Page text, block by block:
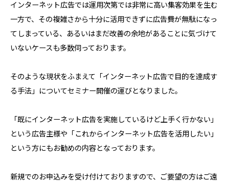
インターネット広告では運用次第では非常に高い集客効果を生む
一方で、その複雑さから十分に活用できずに広告費が無駄になっ
てしまっている、あるいはまだ改善の余地があることに気づけて
いないケースも多数伺っております。
そのような現状をふまえて「インターネット広告で目的を達成す
る手法」についてセミナー開催の運びとなりました。
「既にインターネット広告を実施しているけど上手く行かない」
という広告主様や「これからインターネット広告を活用したい」
という方にもお勧めの内容となっております。
新規でのお申込みを受け付けておりますので、ご要望の方はご遠